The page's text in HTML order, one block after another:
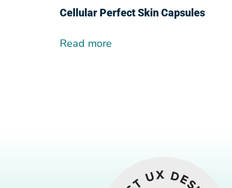
Cellular Perfect Skin Capsules
Read more